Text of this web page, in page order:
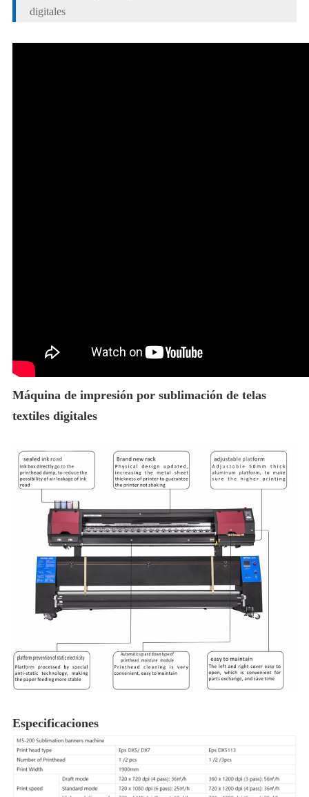
digitales
Máquina de impresión por sublimación de telas
textiles digitales
Especificaciones